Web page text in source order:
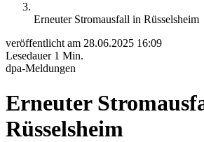
Erneuter Stromausfall in Rüsselsheim
veröffentlicht am 28.06.2025 16:09
Lesedauer 1 Min.
dpa-Meldungen
Erneuter
Rüsselsheim